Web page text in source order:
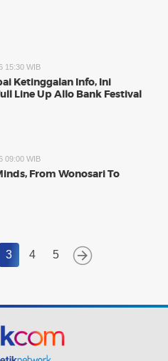
15:30 WIB
Ketinggalan Info, Ini
Line Up Allo Bank Festival
09:00 WIB
From Wonosari To
3 4 5